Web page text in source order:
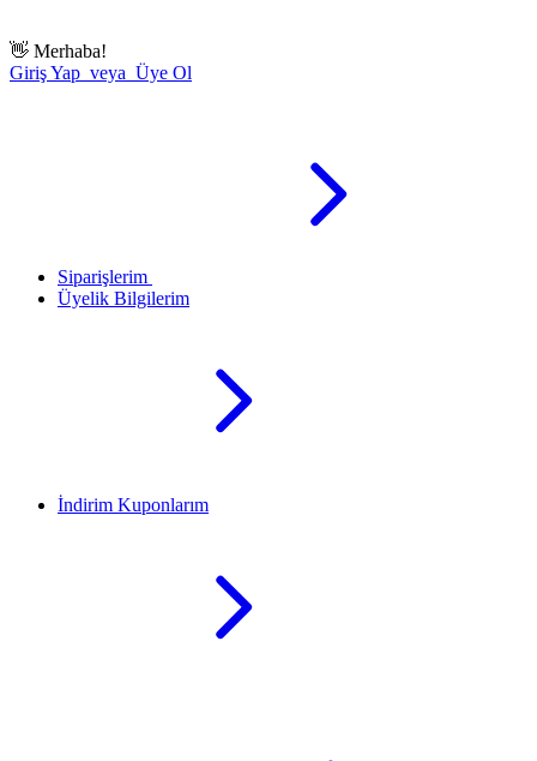
👋 Merhaba!
Giriş Yap veya Üye Ol
Siparişlerim
Üyelik Bilgilerim
İndirim Kuponlarım